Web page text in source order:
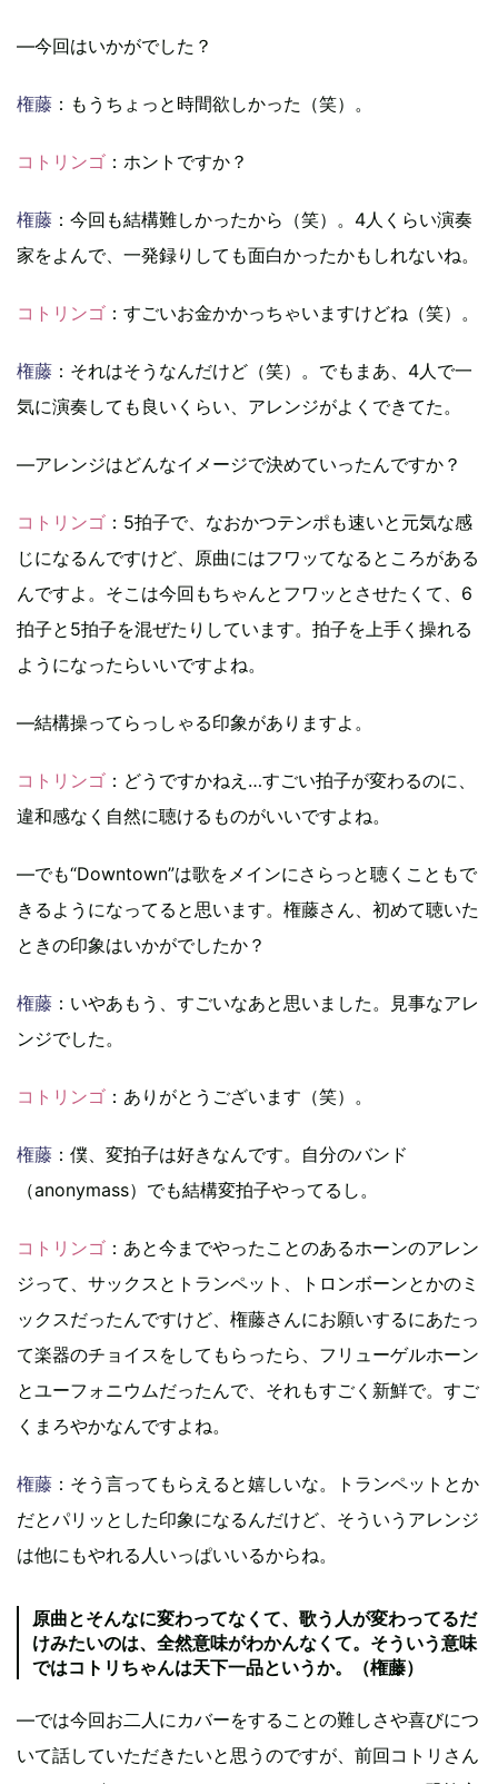
―今回はいかがでした？
権藤 ：もうちょっと時間欲しかった（笑）。
コトリンゴ ：ホントですか？
権藤 ：今回も結構難しかったから（笑）。4人くらい演奏
家をよんで、一発録りしても面白かったかもしれないね。
コトリンゴ ：すごいお金かかっちゃいますけどね（笑）。
権藤 ：それはそうなんだけど（笑）。でもまあ、4人で一
気に演奏しても良いくらい、アレンジがよくできてた。
―アレンジはどんなイメージで決めていったんですか？
コトリンゴ ：5拍子で、なおかつテンポも速いと元気な感
じになるんですけど、原曲にはフワッてなるところがある
んですよ。そこは今回もちゃんとフワッとさせたくて、6
拍子と5拍子を混ぜたりしています。拍子を上手く操れる
ようになったらいいですよね。
―結構操ってらっしゃる印象がありますよ。
コトリンゴ ：どうですかねえ…すごい拍子が変わるのに、
違和感なく自然に聴けるものがいいですよね。
―でも“Downtown”は歌をメインにさらっと聴くこともで
きるようになってると思います。権藤さん、初めて聴いた
ときの印象はいかがでしたか？
権藤 ：いやあもう、すごいなあと思いました。見事なアレ
ンジでした。
コトリンゴ ：ありがとうございます（笑）。
権藤 ：僕、変拍子は好きなんです。自分のバンド
（anonymass）でも結構変拍子やってるし。
コトリンゴ ：あと今までやったことのあるホーンのアレン
ジって、サックスとトランペット、トロンボーンとかのミ
ックスだったんですけど、権藤さんにお願いするにあたっ
て楽器のチョイスをしてもらったら、フリューゲルホーン
とユーフォニウムだったんで、それもすごく新鮮で。すご
くまろやかなんですよね。
権藤 ：そう言ってもらえると嬉しいな。トランペットとか
だとパリッとした印象になるんだけど、そういうアレンジ
は他にもやれる人いっぱいいるからね。
原曲とそんなに変わってなくて、歌う人が変わってるだ
けみたいのは、全然意味がわかんなくて。そういう意味
ではコトリちゃんは天下一品というか。（権藤）
―では今回お二人にカバーをすることの難しさや喜びにつ
いて話していただきたいと思うのですが、前回コトリさん